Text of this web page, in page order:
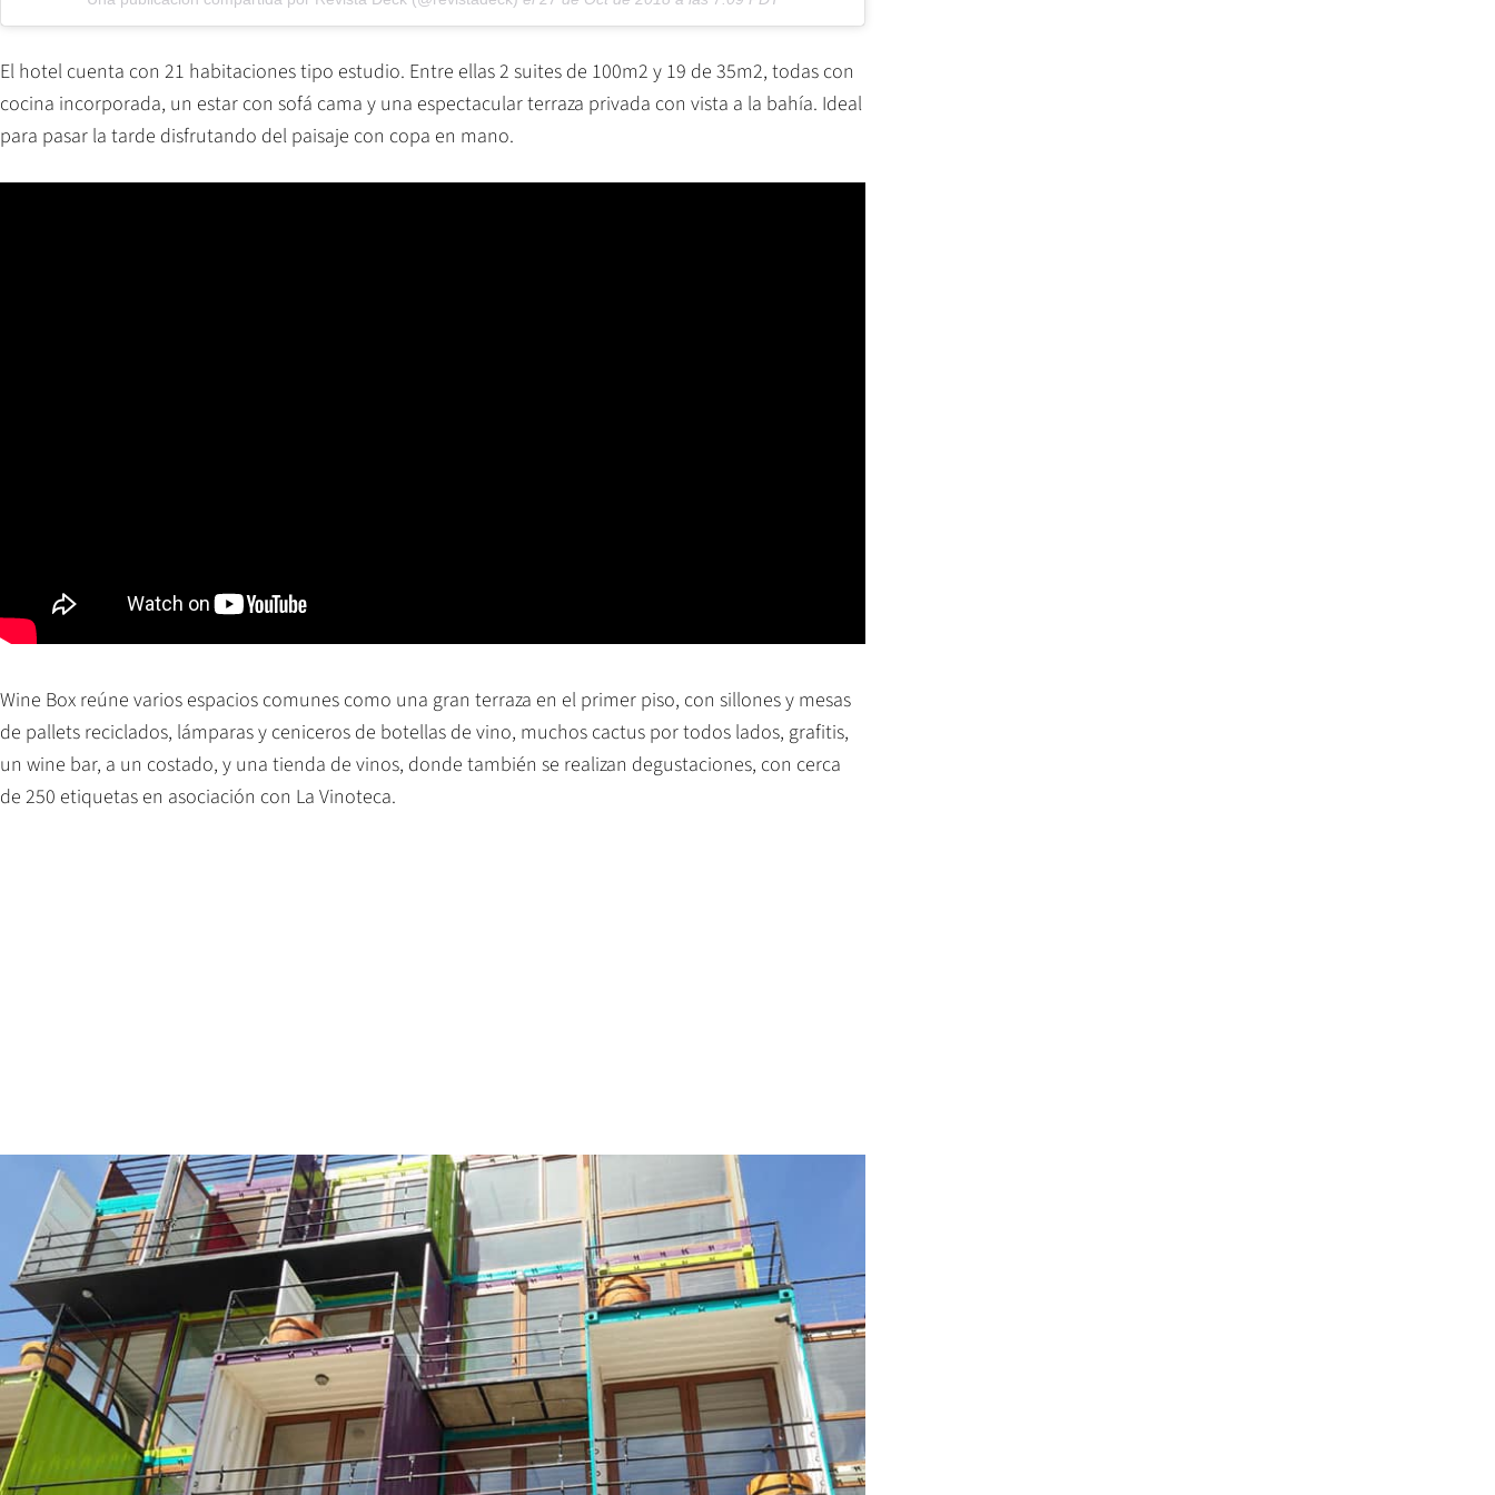
El hotel cuenta con 21 habitaciones tipo estudio. Entre ellas 2 suites de 100m2 y 19 de 35m2, todas con
cocina incorporada, un estar con sofá cama y una espectacular terraza privada con vista a la bahía. Ideal
para pasar la tarde disfrutando del paisaje con copa en mano.
Wine Box reúne varios espacios comunes como una gran terraza en el primer piso, con sillones y mesas
de pallets reciclados, lámparas y ceniceros de botellas de vino, muchos cactus por todos lados, grafitis,
un wine bar, a un costado, y una tienda de vinos, donde también se realizan degustaciones, con cerca
de 250 etiquetas en asociación con La Vinoteca.